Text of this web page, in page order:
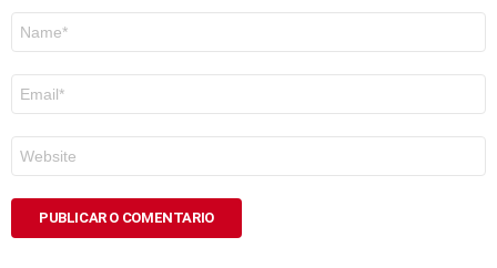
electrónico
*